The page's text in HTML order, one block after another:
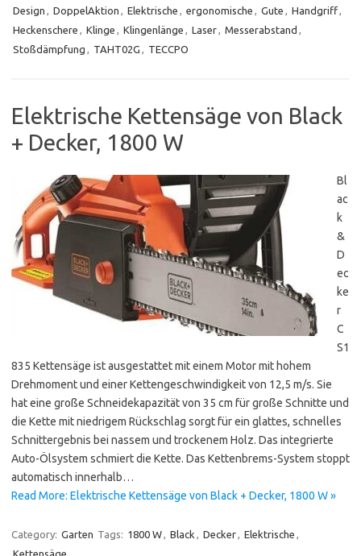
Design , DoppelAktion , Elektrische , ergonomische , Gute , Handgriff,
Heckenschere , Klinge , Klingenlänge , Laser, Messerabstand ,
Stoßdämpfung , TAHT02G , TECCPO
Elektrische Kettensäge von Black
+ Decker, 1800 W
Bl
ac
k
&
D
ec
ke
r
C
S1
835 Kettensäge ist ausgestattet mit einem Motor mit hohem
Drehmoment und einer Kettengeschwindigkeit von 12,5 m/s. Sie
hat eine große Schneidekapazität von 35 cm für große Schnitte und
die Kette mit niedrigem Rückschlag sorgt für ein glattes, schnelles
Schnittergebnis bei nassem und trockenem Holz. Das integrierte
Auto-Ölsystem schmiert die Kette. Das Kettenbrems-System stoppt
automatisch innerhalb…
Read More: Elektrische Kettensäge von Black + Decker, 1800 W »
Category: Garten Tags: 1800 W, Black , Decker, Elektrische ,
Kettensäge